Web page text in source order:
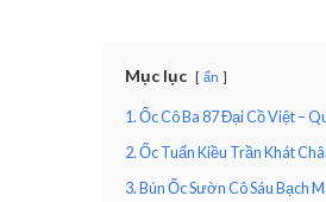
Mục lục ẩn
1. Ốc Cô Ba 87 Đại Cồ Việt –
2. Ốc Tuấn Kiều Trần Khát
3. Bún Ốc Sườn Cô Sáu Bạch